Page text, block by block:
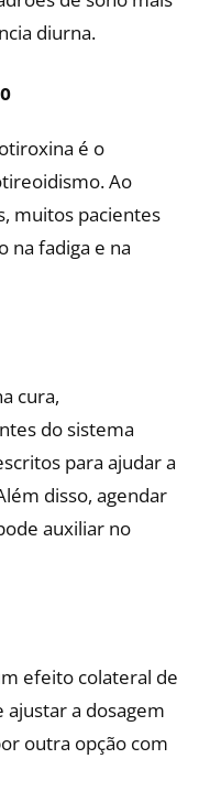
diurna.​
é o
Ao
muitos pacientes
na fadiga e na
cura,
do sistema
para ajudar a
disso, agendar
auxiliar no
efeito colateral de
a dosagem
outra opção com